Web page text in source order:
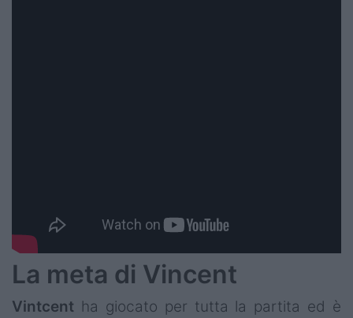
La meta di Vincent
Vintcent ha giocato per tutta la partita ed è